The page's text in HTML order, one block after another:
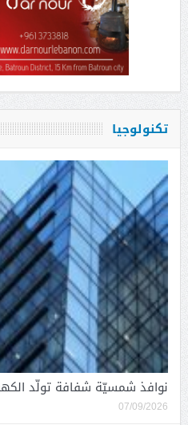
تكنولوجيا
نوافذ شمسيّة شفافة تولّد
07/09/2026